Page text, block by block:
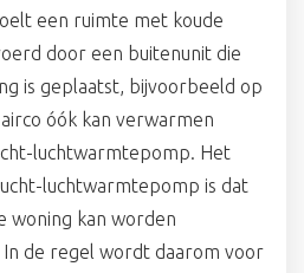
een ruimte met koude
door een buitenunit die
is geplaatst, bijvoorbeeld op
óók kan verwarmen
luchtwarmtepomp. Het
luchtwarmtepomp is dat
woning kan worden
de regel wordt daarom voor